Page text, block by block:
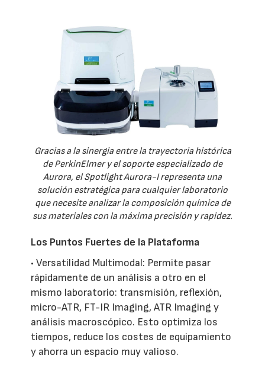
Gracias a la sinergia entre la trayectoria histórica
de PerkinElmer y el soporte especializado de
Aurora, el Spotlight Aurora-I representa una
solución estratégica para cualquier laboratorio
que necesite analizar la composición química de
sus materiales con la máxima precisión y rapidez.
Los Puntos Fuertes de la Plataforma
• Versatilidad Multimodal: Permite pasar
rápidamente de un análisis a otro en el
mismo laboratorio: transmisión, reflexión,
micro-ATR, FT-IR Imaging, ATR Imaging y
análisis macroscópico. Esto optimiza los
tiempos, reduce los costes de equipamiento
y ahorra un espacio muy valioso.